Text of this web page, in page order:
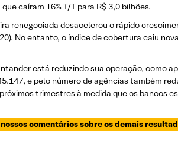
caíram 16% T/T para R$ 3,0 bilhões.
renegociada desacelerou o rápido
No entanto, o índice de cobertura caiu
está reduzindo sua operação, como
e pelo número de agências também
trimestres à medida que os bancos
comentários sobre os demais